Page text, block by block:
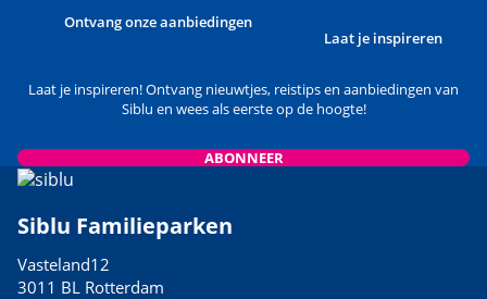
Ontvang onze aanbiedingen
Laat je inspireren
Laat je inspireren! Ontvang nieuwtjes, reistips en aanbiedingen van
Siblu en wees als eerste op de hoogte!
ABONNEER
Siblu Familieparken
Vasteland12
3011 BL Rotterdam